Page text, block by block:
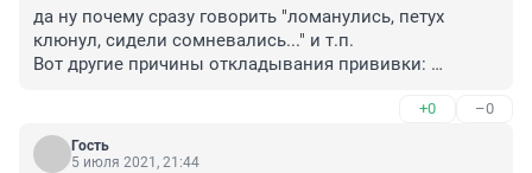
да ну почему сразу говорить "ломанулись, петух
клюнул, сидели сомневались..." и т.п.
Вот другие причины откладывания прививки:
планирую сделать прививку позже, перед периодом
активности за месяц, чтобы хватило наподольше.
2. вся семья болет ОРВИ один за другим, ждем пока
+0 –0
Гость
5 июля 2021, 21:44